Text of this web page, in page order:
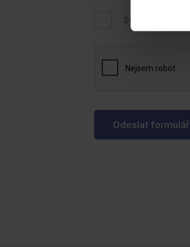
Souhlasím se
Odeslat formulář